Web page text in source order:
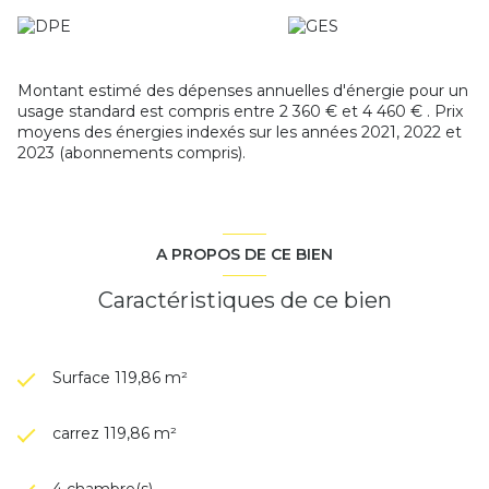
et toilettes.Dans le prolongement, une pièce de 7m² peut
servir de cellier ou de bureau.
motorisée.
Le sous-sol total comporte une grande buanderie (14m²) ,
et deux caves.
Chaudière individuelle gaz à condensation DE DIETRICH
avec ballon d'eau chaude .
exposé sont disponibles sur le siteGéorisques
Montant estimé des dépenses annuelles d'énergie pour un
usage standard est compris entre 2 360 € et 4 460 € . Prix
moyens des énergies indexés sur les années 2021, 2022 et
2023 (abonnements compris).
A PROPOS DE CE BIEN
Caractéristiques de ce bien
Surface 119,86 m²
carrez 119,86 m²